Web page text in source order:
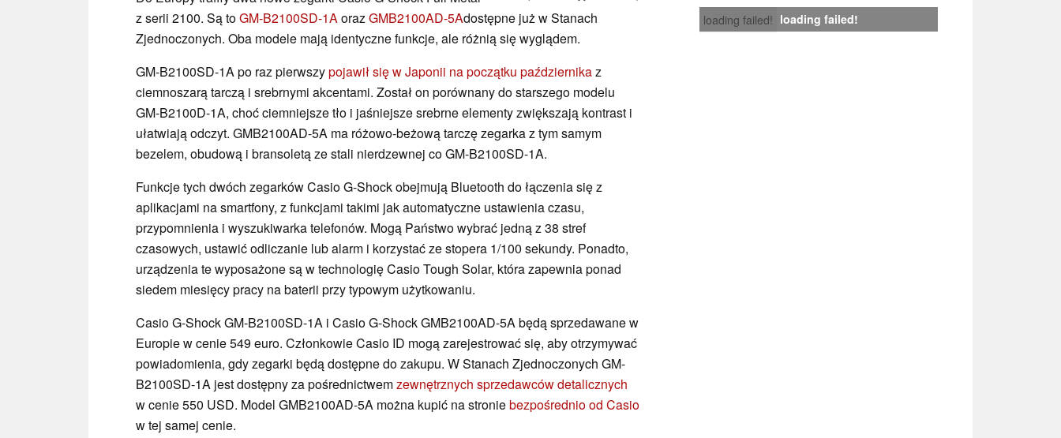
loading failed! loading failed!
z serii 2100. Są toGM-B2100SD-1AorazGMB2100AD-5Adostępne już w Stanach
Zjednoczonych. Oba modele mają identyczne funkcje, ale różnią się wyglądem.
GM-B2100SD-1A po raz pierwszypojawił się w Japonii na początku październikaz
ciemnoszarą tarczą i srebrnymi akcentami. Został on porównany do starszego modelu
GM-B2100D-1A, choć ciemniejsze tło i jaśniejsze srebrne elementy zwiększają kontrast i
ułatwiają odczyt. GMB2100AD-5A ma różowo-beżową tarczę zegarka z tym samym
bezelem, obudową i bransoletą ze stali nierdzewnej co GM-B2100SD-1A.
Funkcje tych dwóch zegarków Casio G-Shock obejmują Bluetooth do łączenia się z
aplikacjami na smartfony, z funkcjami takimi jak automatyczne ustawienia czasu,
przypomnienia i wyszukiwarka telefonów. Mogą Państwo wybrać jedną z 38 stref
czasowych, ustawić odliczanie lub alarm i korzystać ze stopera 1/100 sekundy. Ponadto,
urządzenia te wyposażone są w technologię Casio Tough Solar, która zapewnia ponad
siedem miesięcy pracy na baterii przy typowym użytkowaniu.
Casio G-Shock GM-B2100SD-1A i Casio G-Shock GMB2100AD-5A będą sprzedawane w
Europie w cenie 549 euro. Członkowie Casio ID mogą zarejestrować się, aby otrzymywać
powiadomienia, gdy zegarki będą dostępne do zakupu. W Stanach Zjednoczonych GM-
B2100SD-1A jest dostępny za pośrednictwemzewnętrznych sprzedawców detalicznych
w cenie 550 USD. Model GMB2100AD-5A można kupić na stroniebezpośrednio od Casio
w tej samej cenie.